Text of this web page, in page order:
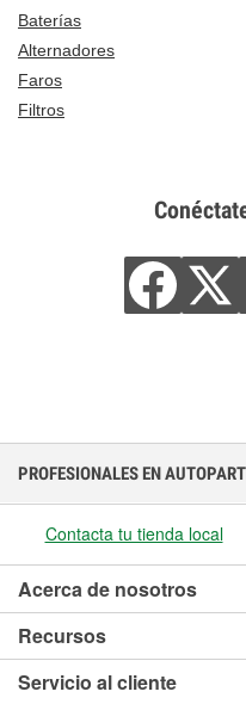
Baterías
Alternadores
Faros
Filtros
PROFESIONALES EN
Contacta tu tienda local
Acerca de nosotros
Recursos
Servicio al cliente